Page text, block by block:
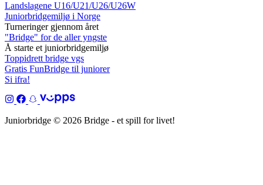
Landslagene U16/U21/U26/U26W
Juniorbridgemiljø i Norge
Turneringer gjennom året
"Bridge" for de aller yngste
Å starte et juniorbridgemiljø
Toppidrett bridge vgs
Gratis FunBridge til juniorer
Si ifra!
Juniorbridge © 2026 Bridge - et spill for livet!